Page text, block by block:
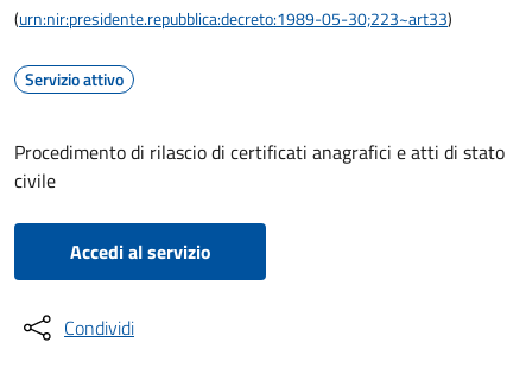
(urn:nir:presidente.repubblica:decreto:1989-05-30;223~art33)
Servizio attivo
Procedimento di rilascio di certificati anagrafici e atti di stato
civile
Accedi al servizio
Condividi